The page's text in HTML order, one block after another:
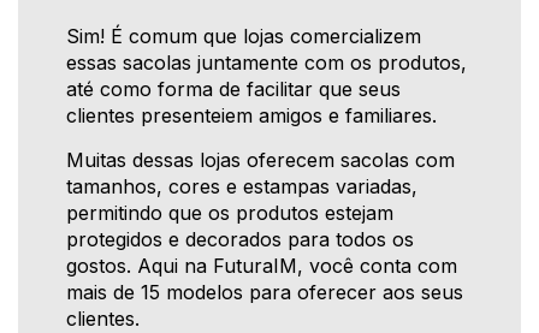
Sim! É comum que lojas comercializem
essas sacolas juntamente com os produtos,
até como forma de facilitar que seus
clientes presenteiem amigos e familiares.
Muitas dessas lojas oferecem sacolas com
tamanhos, cores e estampas variadas,
permitindo que os produtos estejam
protegidos e decorados para todos os
gostos. Aqui na FuturaIM, você conta com
mais de 15 modelos para oferecer aos seus
clientes.